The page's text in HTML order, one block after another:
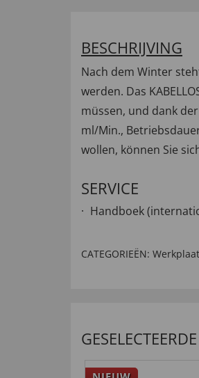
BESCHRIJVING
Nach dem Winter
werden. Das
müssen, und dank
ml/Min.,
wollen, können Sie
SERVICE
Handboek
CATEGORIEËN: